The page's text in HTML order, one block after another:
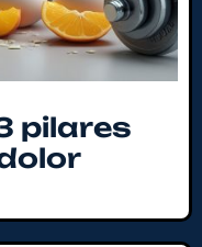
pilares